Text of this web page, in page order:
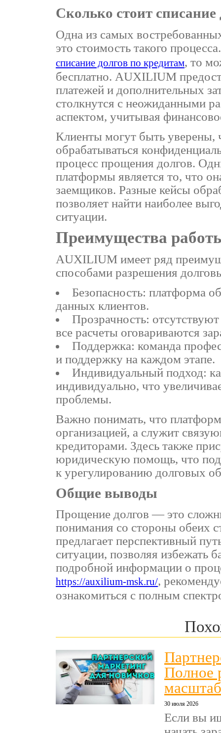
Сколько стоит
Одна из самых
это стоимость такого
списание долгов по кредитам, то
бесплатно. AUXILIUM
платежей и дополнительных
столкнутся с неожиданными
аспектом, учитывая
Клиенты могут быть уверены,
обрабатываться
процесс прощения долгов.
платформы является то, что
заемщиков. Разные кейсы
позволяет найти наиболее
ситуации.
Преимущества
АUXILIUM имеет ряд
способами разрешения
Безопасность: платформа
данных клиентов.
Прозрачность:
все расчеты оговариваются
Поддержка: команда
и поддержку на каждом этапе.
Индивидуальный подход:
индивидуально, что
проблемы.
Важно понимать, что
организацией, а служит
кредиторами. Здесь также
юридическую помощь, что
к урегулированию долговых
Общие выводы
Прощение долгов — это
понимания со стороны обеих
предлагает перспективный
ситуации, позволяя избежать
подробной информации о
https://auxilium-msk.ru/,
ознакомиться с полным
Полное
30 июля 2026
Если вы